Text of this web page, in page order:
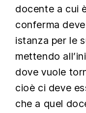
docente a cui
conferma
istanza per le
mettendo
dove vuole
cioè ci deve
che a quel